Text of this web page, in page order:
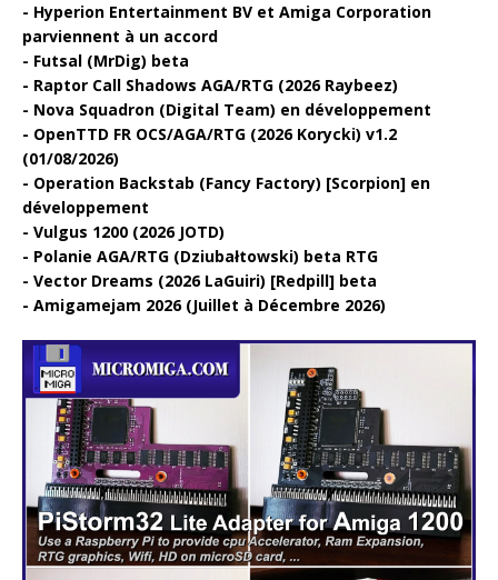
Hyperion Entertainment BV et Amiga Corporation
parviennent à un accord
Futsal (MrDig) beta
Raptor Call Shadows AGA/RTG (2026 Raybeez)
Nova Squadron (Digital Team) en développement
OpenTTD FR OCS/AGA/RTG (2026 Korycki) v1.2
(01/08/2026)
Operation Backstab (Fancy Factory) [Scorpion] en
développement
Vulgus 1200 (2026 JOTD)
Polanie AGA/RTG (Dziubałtowski) beta RTG
Vector Dreams (2026 LaGuiri) [Redpill] beta
Amigamejam 2026 (Juillet à Décembre 2026)